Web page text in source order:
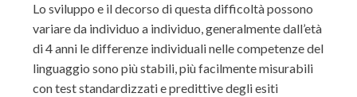
Lo sviluppo e il decorso di questa difficoltà possono
variare da individuo a individuo, generalmente dall’età
di 4 anni le differenze individuali nelle competenze del
linguaggio sono più stabili, più facilmente misurabili
con test standardizzati e predittive degli esiti